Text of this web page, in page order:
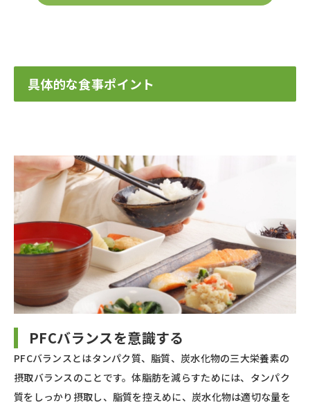
具体的な食事ポイント
PFCバランスを意識する
PFCバランスとはタンパク質、脂質、炭水化物の三大栄養素の
摂取バランスのことです。体脂肪を減らすためには、タンパク
質をしっかり摂取し、脂質を控えめに、炭水化物は適切な量を